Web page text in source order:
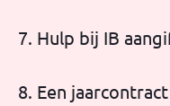
7. Hulp bij IB
8. Een